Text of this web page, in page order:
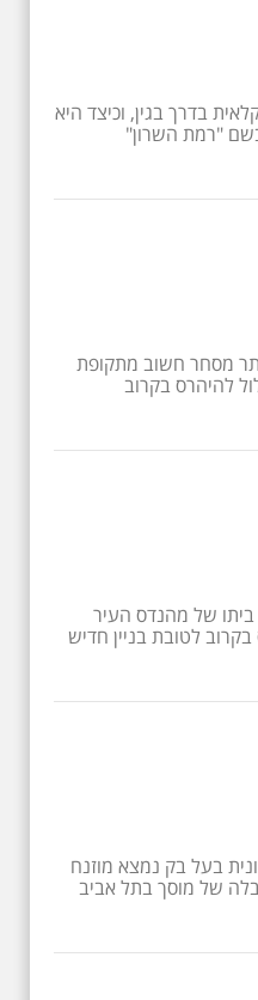
בדרך בגין, וכיצד היא
"רמת השרון"
מסחר חשוב מתקופת
להיהרס בקרוב
של מהנדס העיר
בקרוב לטובת בניין חדיש
בעל בק נמצא מוזנח
של מוסך בתל אביב